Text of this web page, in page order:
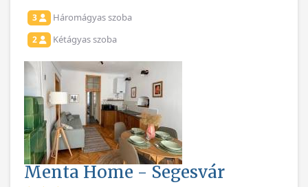
3 Háromágyas szoba
2 Kétágyas szoba
Menta Home - Segesvár